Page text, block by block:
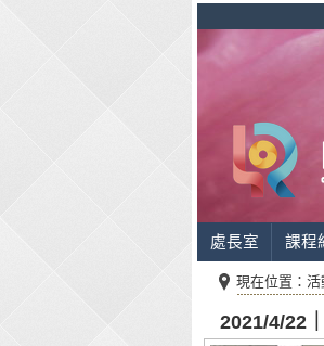
處長室 課程
現在位置：活
2021/4/22